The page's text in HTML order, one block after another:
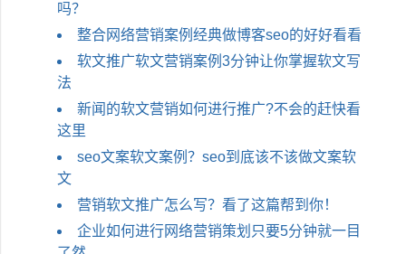
吗？
整合网络营销案例经典做博客seo的好好看看
软文推广软文营销案例3分钟让你掌握软文写
法
新闻的软文营销如何进行推广?不会的赶快看
这里
seo文案软文案例？seo到底该不该做文案软
文
营销软文推广怎么写？看了这篇帮到你！
企业如何进行网络营销策划只要5分钟就一目